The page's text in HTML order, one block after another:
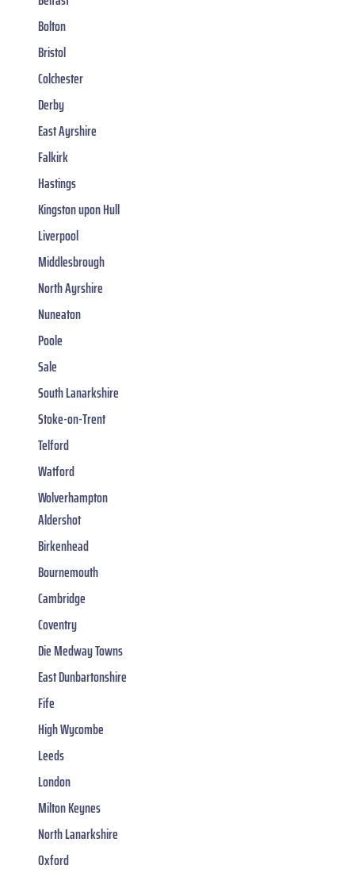
Bolton
Bristol
Colchester
Derby
East Ayrshire
Falkirk
Hastings
Kingston upon Hull
Liverpool
Middlesbrough
North Ayrshire
Nuneaton
Poole
Sale
South Lanarkshire
Stoke-on-Trent
Telford
Watford
Wolverhampton
Aldershot
Birkenhead
Bournemouth
Cambridge
Coventry
Die Medway Towns
East Dunbartonshire
Fife
High Wycombe
Leeds
London
Milton Keynes
North Lanarkshire
Oxford